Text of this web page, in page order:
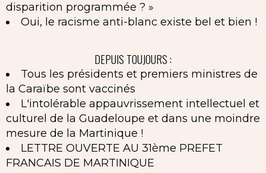
disparition programmée ? »
Oui, le racisme anti-blanc existe bel et bien !
DEPUIS TOUJOURS :
Tous les présidents et premiers ministres de
la Caraïbe sont vaccinés
L'intolérable appauvrissement intellectuel et
culturel de la Guadeloupe et dans une moindre
mesure de la Martinique !
LETTRE OUVERTE AU 31ème PREFET
FRANCAIS DE MARTINIQUE